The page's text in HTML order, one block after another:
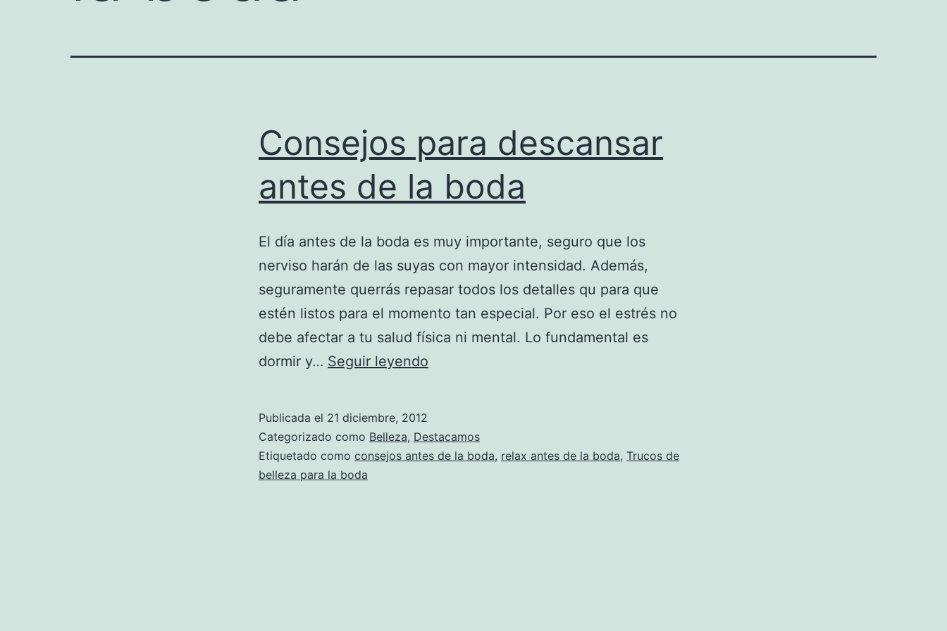
Consejos para descansar
antes de la boda
El día antes de la boda es muy importante, seguro que los
nerviso harán de las suyas con mayor intensidad. Además,
seguramente querrás repasar todos los detalles qu para que
estén listos para el momento tan especial. Por eso el estrés no
debe afectar a tu salud física ni mental. Lo fundamental es
dormir y… Seguir leyendo
antes
de
Publicada el 21 diciembre, 2012
Categorizado como Belleza, Destacamos
Etiquetado como consejos antes de la boda, relax antes de la boda, Trucos de
belleza para la boda